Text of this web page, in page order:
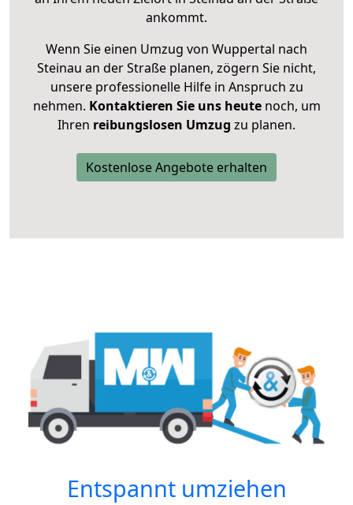
ankommt.
Wenn Sie einen Umzug von Wuppertal nach
Steinau an der Straße planen, zögern Sie nicht,
unsere professionelle Hilfe in Anspruch zu
nehmen. Kontaktieren Sie uns heutenoch, um
Ihren reibungslosen Umzug zu planen.
Kostenlose Angebote erhalten
Entspannt umziehen